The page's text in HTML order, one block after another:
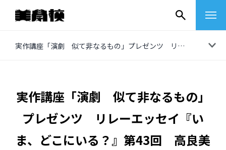
実作講座「演劇 似て非なるもの」プレゼンツ リレーエッセイ『いま、どこにいる？』第43回 高良美咲
実作講座「演劇 似て非なるもの」
プレゼンツ リレーエッセイ『い
ま、どこにいる？』第43回 高良美